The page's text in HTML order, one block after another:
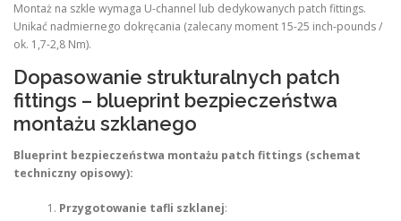
Montaż na szkle wymaga U-channel lub dedykowanych patch fittings.
Unikać nadmiernego dokręcania (zalecany moment 15-25 inch-pounds /
ok. 1,7-2,8 Nm).
Dopasowanie strukturalnych patch
fittings – blueprint bezpieczeństwa
montażu szklanego
Blueprint bezpieczeństwa montażu patch fittings (schemat
techniczny opisowy):
Przygotowanie tafli szklanej: